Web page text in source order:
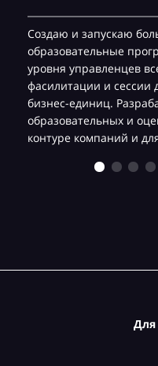
Создаю и запускаю
образовательные
уровня управленцев
фасилитации и сессии
бизнес-единиц.
образовательных и
контуре компаний и
Для